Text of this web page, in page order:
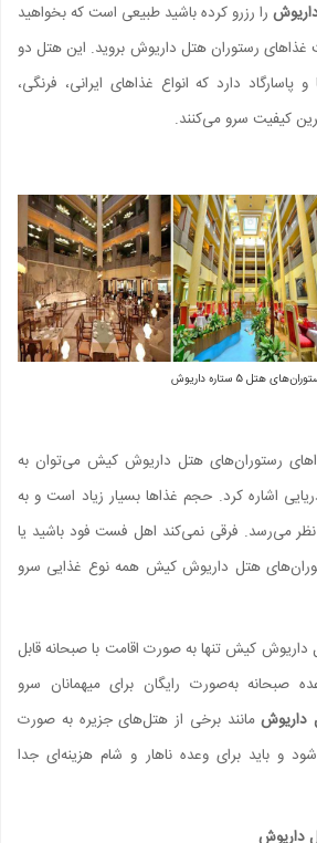
را رزرو کرده باشید طبیعی است که بخواهید
غذاهای رستوران هتل داریوش بروید. این هتل دو
و پاسارگاد دارد که انواع غذاهای ایرانی، فرنگی،
کیفیت سرو می‌کنند.
هتل 5 ستاره داریوش
رستوران‌های هتل داریوش کیش می‌توان به
اشاره کرد. حجم غذاها بسیار زیاد است و به
نظر می‌رسد. فرقی نمی‌کند اهل فست فود باشید یا
هتل داریوش کیش همه نوع غذایی سرو
داریوش کیش تنها به صورت اقامت با صبحانه قابل
صبحانه به‌صورت رایگان برای میهمانان سرو
داریوشمانند برخی از هتل‌های جزیره به صورت
و باید برای وعده ناهار و شام هزینه‌ای جدا